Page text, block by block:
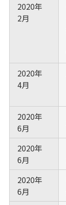
2020年
2月
2020年
4月
2020年
6月
2020年
6月
2020年
6月